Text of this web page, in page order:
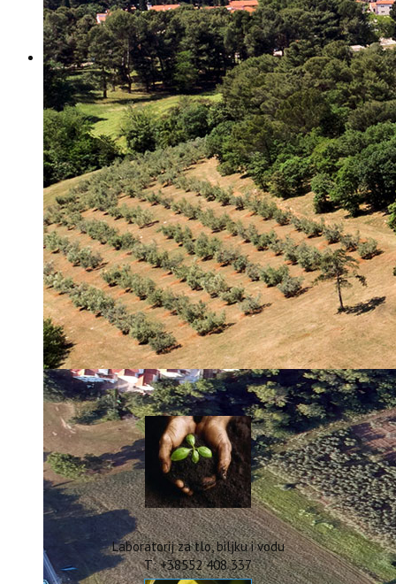
Upravno Vijeće
Rad Upravnog vijeća
Znanstveno Vijeće
Rad Znanstvenog vijeća
Etičko povjerenstvo
Etički kodeks
Financiranje
Proračun
Potpore
PROGRAMSKO FINANCIRANJE
Izvještavanje po uredbi
Projekti Instituta
Dialogue4Tourism
REVIVE
WASTEREDUCE
MITOMED+
WINTERMED
CASTWATER
INHERIT
CONSUMLESS PLUS
IstraOILFest
ARHIVA PROJEKATA
IstraECOinclusive
Izdavačka djelatnost
Izbor u znanstvena zvanja
Dokumenti
Statut
Strategija
CIP
Pravo na pristup informacijama
Laboratorij za tlo, biljku i vodu
T: +38552 408 337